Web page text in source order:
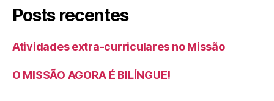
Posts recentes
Atividades extra-curriculares no Missão
O MISSÃO AGORA É BILÍNGUE!